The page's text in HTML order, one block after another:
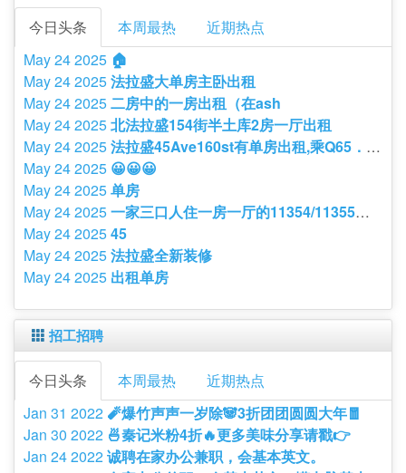
今日头条 本周最热
近期热点
May 24 2025 🏠
May 24 2025法拉盛大单房主卧出租
May 24 2025二房中的一房出租（在ash
May 24 2025北法拉盛154街半土库2房一厅出租
May 24 2025法拉盛45Ave160st有单房出租,乘Q65．Q27巴士十分钟到缅衔,适合爱干净的学生或有职业人士住,少炊不烟无宠物，有意者请电：。
May 24 2025 😀😀😀
May 24 2025单房
May 24 2025一家三口人住一房一厅的11354/11355邮编地址价格2000内的、信用等级特别好
May 24 202545
May 24 2025法拉盛全新装修
May 24 2025 出租单房
招工招聘
今日头条 本周最热
近期热点
Jan 31 2022 🧨爆竹声声一岁除🐼3折团团圆圆大年🧧
Jan 30 2022 🍜秦记米粉4折🔥更多美味分享请戳👉
Jan 24 2022诚聘在家办公兼职，会基本英文。